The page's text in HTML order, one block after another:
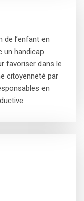
l’enfant en
un handicap.
favoriser dans le
citoyenneté par
en